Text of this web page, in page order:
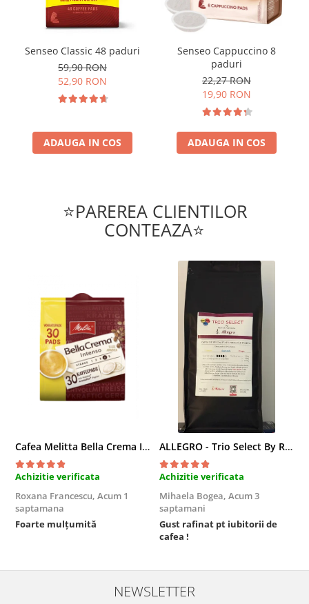
Senseo Classic 48 paduri
59,90 RON
52,90 RON
ADAUGA IN COS
Senseo Cappuccino 8
paduri
22,27 RON
19,90 RON
ADAUGA IN COS
⭐PAREREA CLIENTILOR
CONTEAZA⭐
Cafea Melitta Bella Crema Intenso, 30 paduri, compatibile Senseo
Achizitie verificata
Roxana Francescu, Acum 1
saptamana
Foarte mulțumită
ALLEGRO - Trio Select By Razvan Paunescu, 1 kg, 100% Arabica, (Columbia, Guatemala, Etiopia)
Achizitie verificata
Mihaela Bogea, Acum 3
saptamani
Gust rafinat pt iubitorii de
cafea !
NEWSLETTER